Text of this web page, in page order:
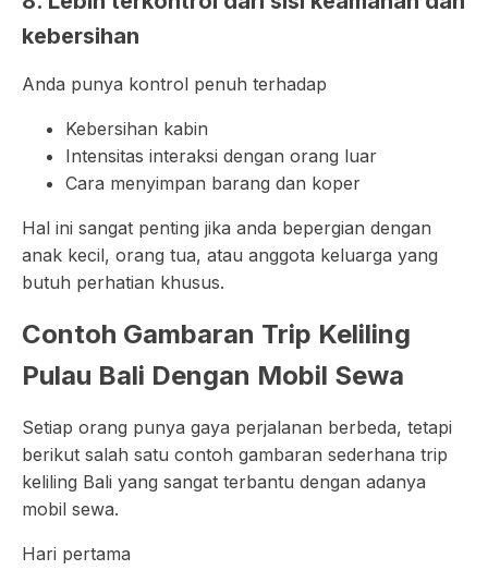
kebersihan
Anda punya kontrol penuh terhadap
Kebersihan kabin
Intensitas interaksi dengan orang luar
Cara menyimpan barang dan koper
Hal ini sangat penting jika anda bepergian dengan
anak kecil, orang tua, atau anggota keluarga yang
butuh perhatian khusus.
Contoh Gambaran Trip Keliling
Pulau Bali Dengan Mobil Sewa
Setiap orang punya gaya perjalanan berbeda, tetapi
berikut salah satu contoh gambaran sederhana trip
keliling Bali yang sangat terbantu dengan adanya
mobil sewa.
Hari pertama